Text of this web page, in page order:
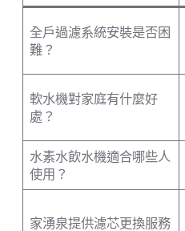
全戶過濾系統安裝是否困
難？
軟水機對家庭有什麼好
處？
水素水飲水機適合哪些人
使用？
家湧泉提供濾芯更換服務